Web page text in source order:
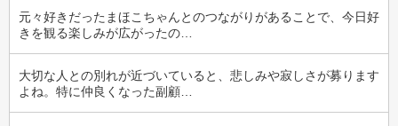
元々好きだったまほこちゃんとのつながりがあることで、今日好
きを観る楽しみが広がったの…
大切な人との別れが近づいていると、悲しみや寂しさが募ります
よね。特に仲良くなった副顧…